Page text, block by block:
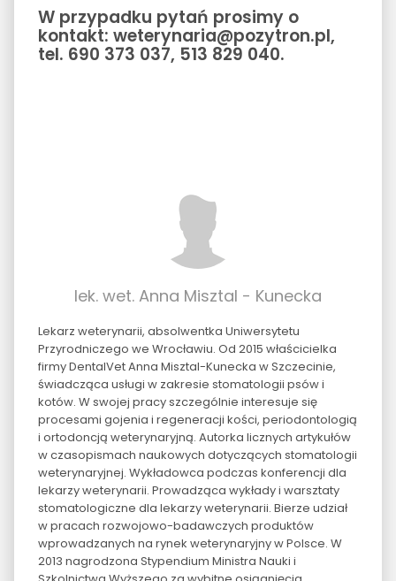
W przypadku pytań prosimy o
kontakt: weterynaria@pozytron.pl,
tel. 690 373 037, 513 829 040.
lek. wet. Anna Misztal - Kunecka
Lekarz weterynarii, absolwentka Uniwersytetu
Przyrodniczego we Wrocławiu. Od 2015 właścicielka
firmy DentalVet Anna Misztal-Kunecka w Szczecinie,
świadcząca usługi w zakresie stomatologii psów i
kotów. W swojej pracy szczególnie interesuje się
procesami gojenia i regeneracji kości, periodontologią
i ortodoncją weterynaryjną. Autorka licznych artykułów
w czasopismach naukowych dotyczących stomatologii
weterynaryjnej. Wykładowca podczas konferencji dla
lekarzy weterynarii. Prowadząca wykłady i warsztaty
stomatologiczne dla lekarzy weterynarii. Bierze udział
w pracach rozwojowo-badawczych produktów
wprowadzanych na rynek weterynaryjny w Polsce. W
2013 nagrodzona Stypendium Ministra Nauki i